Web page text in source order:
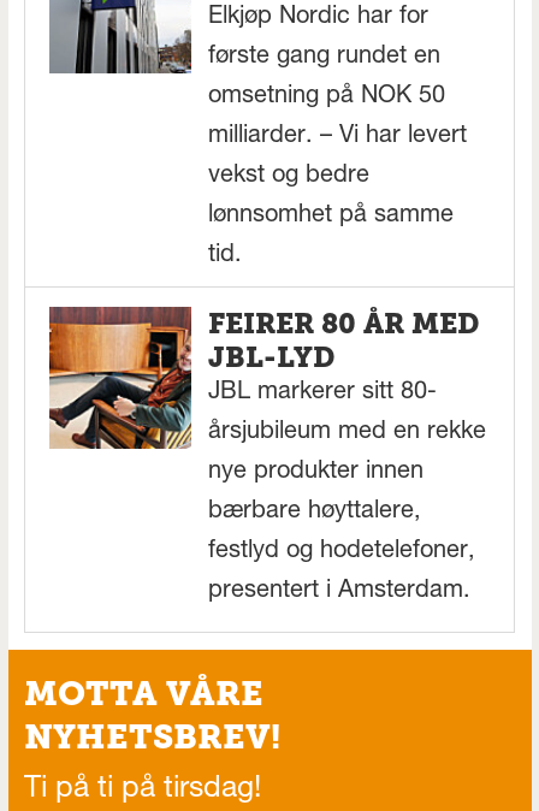
Elkjøp Nordic har for
første gang rundet en
omsetning på NOK 50
milliarder. – Vi har levert
vekst og bedre
lønnsomhet på samme
tid.
FEIRER 80 ÅR MED
JBL-LYD
JBL markerer sitt 80-
årsjubileum med en rekke
nye produkter innen
bærbare høyttalere,
festlyd og hodetelefoner,
presentert i Amsterdam.
MOTTA VÅRE
NYHETSBREV!
Ti på ti på tirsdag!